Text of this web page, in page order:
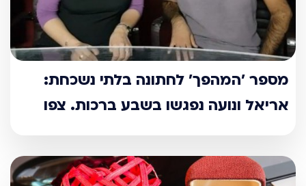
מספר ’המהפך’ לחתונה בלתי נשכחת:
אריאל ונועה נפגשו בשבע ברכות. צפו